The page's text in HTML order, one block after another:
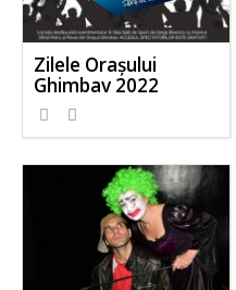
Zilele Orașului
Ghimbav 2022